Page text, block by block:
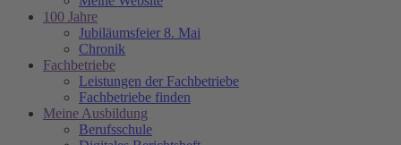
100 Jahre
Jubiläumsfeier 8. Mai
Chronik
Fachbetriebe
Leistungen der Fachbetriebe
Fachbetriebe finden
Meine Ausbildung
Berufsschule